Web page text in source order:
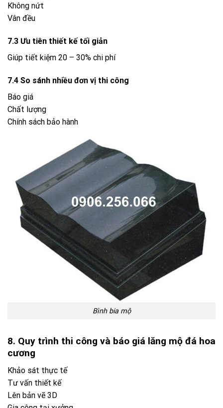
Bình bia mộ
8. Quy trình thi công và báo giá lăng mộ đá hoa
cương
Khảo sát thực tế
Tư vấn thiết kế
Lên bản vẽ 3D
Gia công tại xưởng
Lắp đặt tại công trình
9. Những lưu ý quan trọng khi xây lăng mộ
Xác định vị trí phù hợp
Tránh xây sai hướng
Đảm bảo yếu tố tâm linh